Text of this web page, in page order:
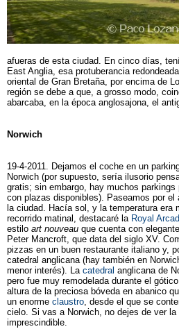
afueras de esta ciudad. En cinco días,
East Anglia, esa protuberancia
oriental de Gran Bretaña, por encima de
región se debe a que, a grosso modo,
abarcaba, en la época anglosajona, el
Norwich
19-4-2011. Dejamos el coche en un
Norwich (por supuesto, sería ilusorio
gratis; sin embargo, hay muchos
con plazas disponibles). Paseamos por
la ciudad. Hacía sol, y la temperatura era
recorrido matinal, destacaré la Royal
estilo art nouveau que cuenta con
Peter Mancroft, que data del siglo XV.
pizzas en un buen restaurante italiano y,
catedral anglicana (hay también en
menor interés). La catedral anglicana de
pero fue muy remodelada durante el
altura de la preciosa bóveda en abanico
un enorme claustro, desde el que se
cielo. Si vas a Norwich, no dejes de ver
imprescindible.